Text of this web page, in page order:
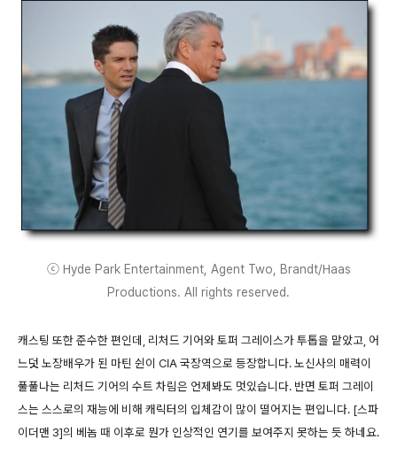
ⓒ Hyde Park Entertainment, Agent Two, Brandt/Haas
Productions. All rights reserved.
캐스팅 또한 준수한 편인데, 리처드 기어와 토퍼 그레이스가 투톱을 맡았고, 어
느덧 노장배우가 된 마틴 쉰이 CIA 국장역으로 등장합니다. 노신사의 매력이
풀풀나는 리처드 기어의 수트 차림은 언제봐도 멋있습니다. 반면 토퍼 그레이
스는 스스로의 재능에 비해 캐릭터의 입체감이 많이 떨어지는 편입니다. [스파
이더맨 3]의 베놈 때 이후로 뭔가 인상적인 연기를 보여주지 못하는 듯 하네요.